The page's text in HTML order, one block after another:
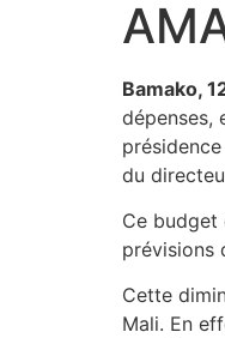
Bamako,
dépenses,
du
Ce budget
prévisions
Cette
Mali. En